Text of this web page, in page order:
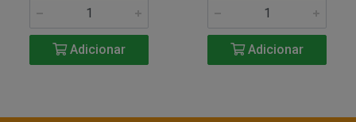
Adicionar Adicionar